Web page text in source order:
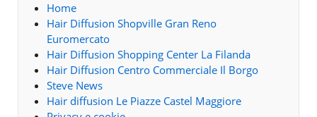
Home
Hair Diffusion Shopville Gran Reno
Euromercato
Hair Diffusion Shopping Center La Filanda
Hair Diffusion Centro Commerciale Il Borgo
Steve News
Hair diffusion Le Piazze Castel Maggiore